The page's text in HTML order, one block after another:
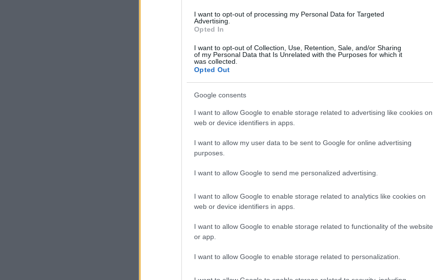
I want to opt-out of processing my Personal Data for Targeted
Advertising.
Opted In
I want to opt-out of Collection, Use, Retention, Sale, and/or Sharing
of my Personal Data that Is Unrelated with the Purposes for which it
was collected.
Opted Out
Google consents
I want to allow Google to enable storage related to advertising like cookies on
web or device identifiers in apps.
I want to allow my user data to be sent to Google for online advertising
purposes.
I want to allow Google to send me personalized advertising.
I want to allow Google to enable storage related to analytics like cookies on
web or device identifiers in apps.
I want to allow Google to enable storage related to functionality of the website
or app.
I want to allow Google to enable storage related to personalization.